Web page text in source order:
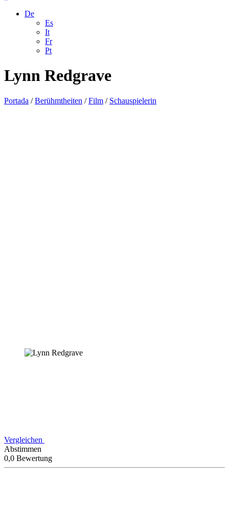
De
Es
It
Fr
Pt
Lynn Redgrave
Portada /Berühmtheiten /Film / Schauspielerin
Vergleichen
Abstimmen
0,0 Bewertung